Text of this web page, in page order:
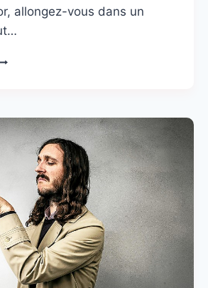
allongez-vous dans un